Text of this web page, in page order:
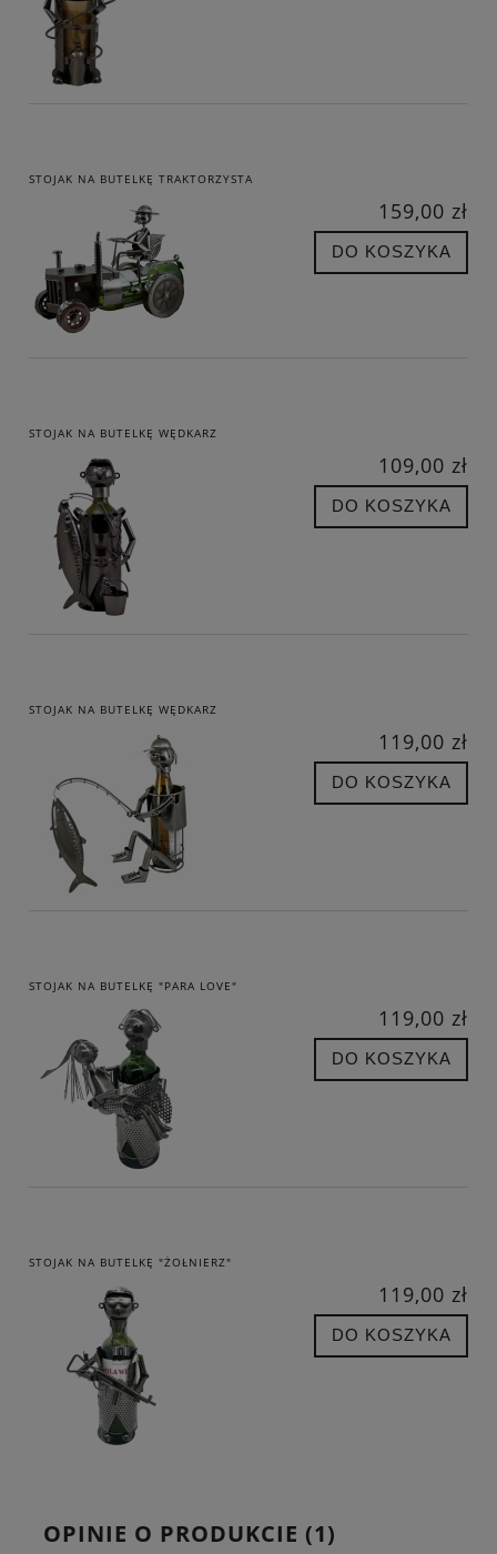
STOJAK NA BUTELKĘ TRAKTORZYSTA
159,00 zł
DO KOSZYKA
STOJAK NA BUTELKĘ WĘDKARZ
109,00 zł
DO KOSZYKA
STOJAK NA BUTELKĘ WĘDKARZ
119,00 zł
DO KOSZYKA
STOJAK NA BUTELKĘ "PARA LOVE"
119,00 zł
DO KOSZYKA
STOJAK NA BUTELKĘ "ŻOŁNIERZ"
119,00 zł
DO KOSZYKA
OPINIE O PRODUKCIE (1)